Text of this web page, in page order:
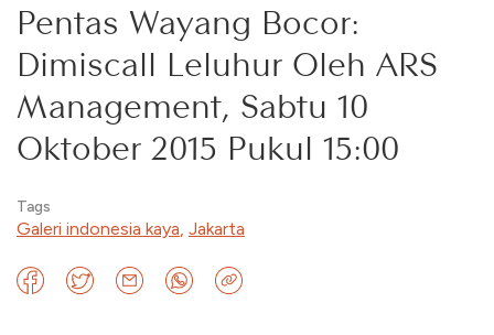
Pentas Wayang Bocor:
Dimiscall Leluhur Oleh ARS
Management, Sabtu 10
Oktober 2015 Pukul 15:00
Tags
Galeri indonesia kaya Jakarta